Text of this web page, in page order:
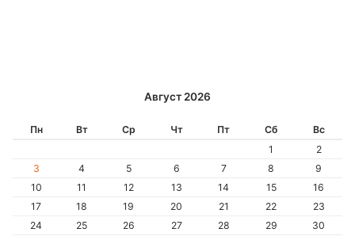
Август 2026
Пн Вт Ср Чт Пт Сб
Вс
1
2
3
4 5 6 7 8
9
10
11 12 13 14 15
16
17
18 19 20 21 22
23
24
25 26 27 28 29
30